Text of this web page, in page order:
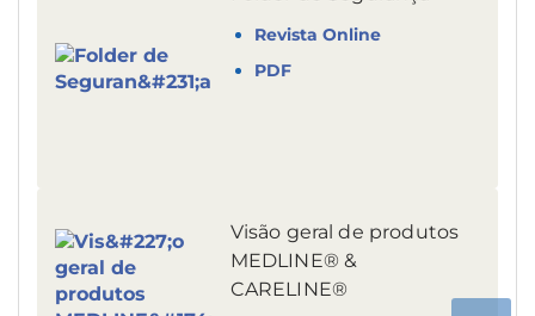
Revista Online
PDF
Visão geral de produtos
MEDLINE® &
CARELINE®